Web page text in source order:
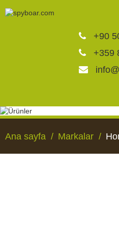
+90
+359
Av
Canlı
Ana sayfa Markalar